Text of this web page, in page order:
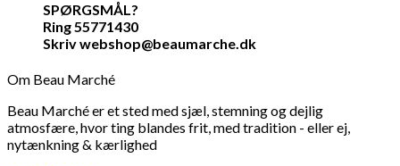
SPØRGSMÅL?
Ring 55771430
Skriv webshop@beaumarche.dk
Om Beau Marché
Beau Marché er et sted med sjæl, stemning og dejlig
atmosfære, hvor ting blandes frit, med tradition - eller ej,
nytænkning & kærlighed